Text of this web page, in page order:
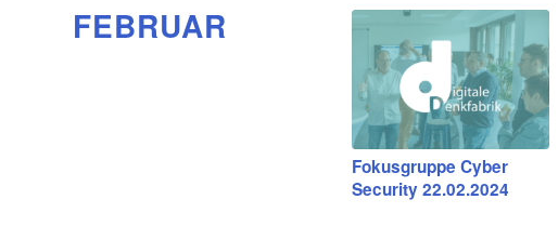
FEBRUAR
Fokusgruppe Cyber
Security 22.02.2024